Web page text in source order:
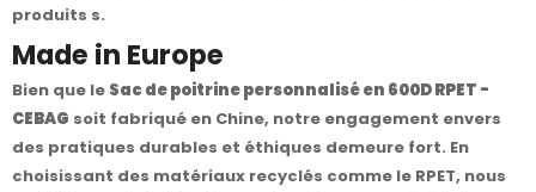
produits s.
Made in Europe
Bien que le Sac de poitrine personnalisé en 600D RPET -
CEBAG soit fabriqué en Chine, notre engagement envers
des pratiques durables et éthiques demeure fort. En
choisissant des matériaux recyclés comme le RPET, nous